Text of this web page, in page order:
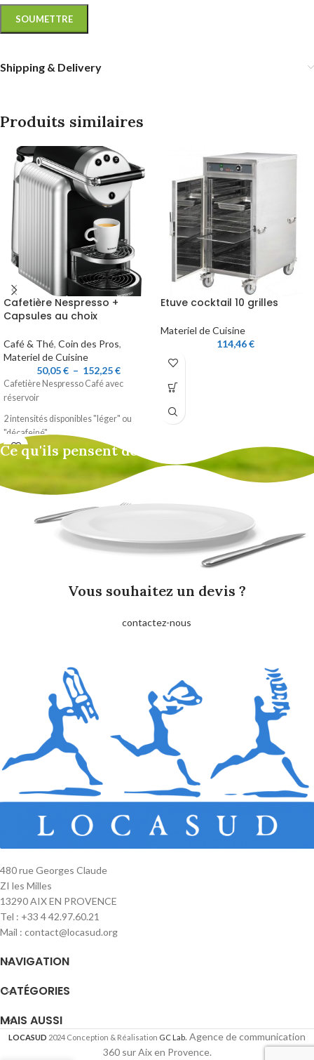
Shipping & Delivery
Produits similaires
Cafetière Nespresso +
Capsules au choix
Café & Thé, Coin des Pros,
Materiel de Cuisine
50,05€ – 152,25€
Cafetière Nespresso Café avec
réservoir
2 intensités disponibles "léger" ou
"décafeiné"
Pack 50 capsules : 29.04€ TTC
Etuve cocktail 10 grilles
Materiel de Cuisine
114,46€
Ce qu'ils pensent de nous
Vous souhaitez un devis ?
contactez-nous
480 rue Georges Claude
ZI les Milles
13290 AIX EN PROVENCE
Tel : +33 4 42.97.60.21
Mail : contact@locasud.org
NAVIGATION
CATÉGORIES
MAIS AUSSI
LOCASUD 2024 Conception & Réalisation GC Lab. Agence de communication
360 sur Aix en Provence.